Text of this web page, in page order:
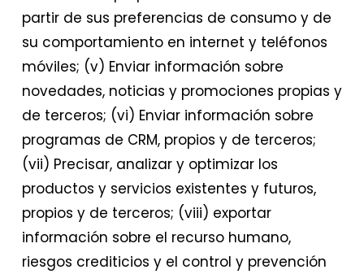
partir de sus preferencias de consumo y de
su comportamiento en internet y teléfonos
móviles; (v) Enviar información sobre
novedades, noticias y promociones propias y
de terceros; (vi) Enviar información sobre
programas de CRM, propios y de terceros;
(vii) Precisar, analizar y optimizar los
productos y servicios existentes y futuros,
propios y de terceros; (viii) exportar
información sobre el recurso humano,
riesgos crediticios y el control y prevención